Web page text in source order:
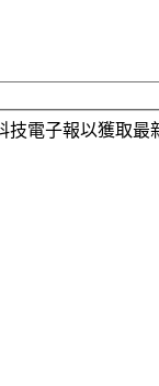
技電子報以獲取最